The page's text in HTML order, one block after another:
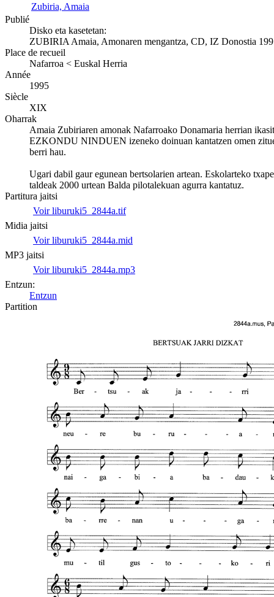
Zubiria, Amaia
Publié
Disko eta kasetetan:
ZUBIRIA Amaia, Amonaren mengantza, CD, IZ Donostia
Place de recueil
Nafarroa < Euskal Herria
Année
1995
Siècle
XIX
Oharrak
Amaia Zubiriaren amonak Nafarroako Donamaria herrian
EZKONDU NINDUEN izeneko doinuan kantatzen omen
berri hau.
Ugari dabil gaur egunean bertsolarien artean. Eskolarteko
taldeak 2000 urtean Balda pilotalekuan agurra kantatuz.
Partitura jaitsi
Voir liburuki5_2844a.tif
Midia jaitsi
Voir liburuki5_2844a.mid
MP3 jaitsi
Voir liburuki5_2844a.mp3
Entzun:
Entzun
Partition